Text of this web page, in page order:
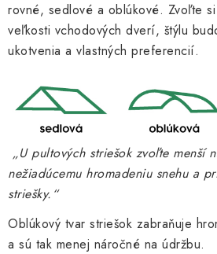
rovné, sedlové a oblúkové. Zvoľte
veľkosti vchodových dverí, štýlu
ukotvenia a vlastných preferencií.
„U pultových striešok zvoľte menší
nežiadúcemu hromadeniu snehu a
striešky.“
Oblúkový tvar striešok zabraňuje
a sú tak menej náročné na údržbu.